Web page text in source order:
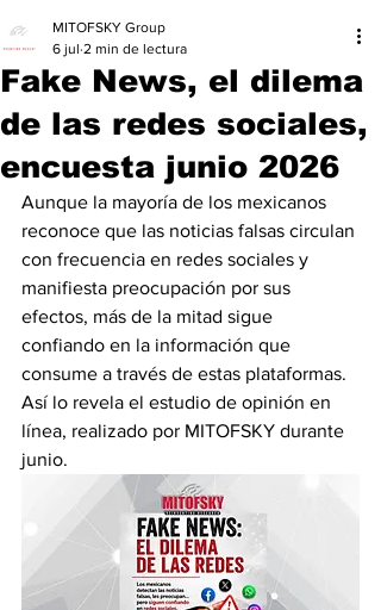
Fake News, el dilema
de las redes sociales,
encuesta junio 2026
MITOFSKY Group
6 jul 2 min de lectura
Aunque la mayoría de los mexicanos
reconoce que las noticias falsas circulan
con frecuencia en redes sociales y
manifiesta preocupación por sus
efectos, más de la mitad sigue
confiando en la información que
consume a través de estas plataformas.
Así lo revela el estudio de opinión en
línea, realizado por MITOFSKY durante
junio.